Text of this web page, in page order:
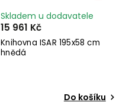
Knihovna ISAR 195x58 cm
hnědá
Skladem u dodavatele
15 961 Kč
Do košíku